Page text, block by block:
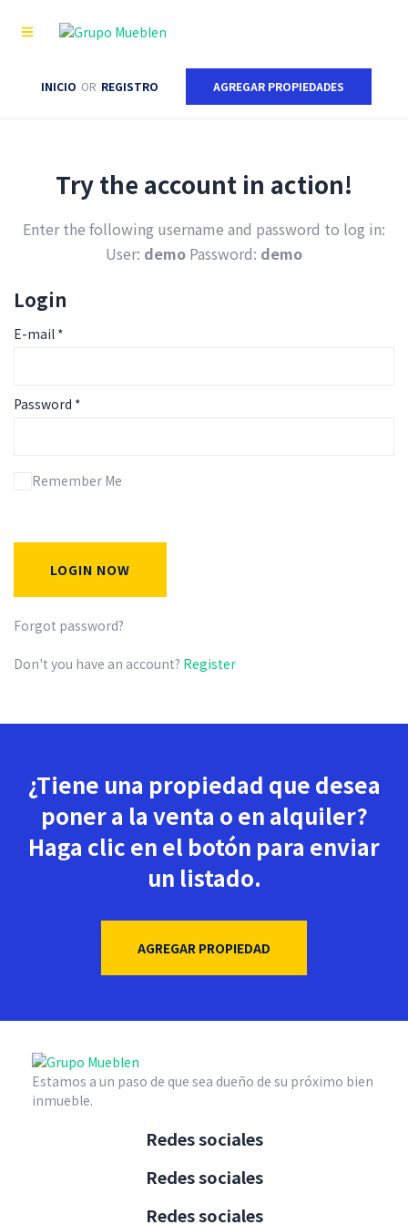
INICIO OR REGISTRO AGREGAR PROPIEDADES
Try the account in action!
Enter the following username and password to log in:
User: demo Password: demo
Login
E-mail *
Password *
Remember Me
LOGIN NOW
Forgot password?
Don't you have an account? Register
¿Tiene una propiedad que desea
poner a la venta o en alquiler?
Haga clic en el botón para enviar
un listado.
AGREGAR PROPIEDAD
Estamos a un paso de que sea dueño de su próximo bien
inmueble.
Redes sociales
Redes sociales
Redes sociales